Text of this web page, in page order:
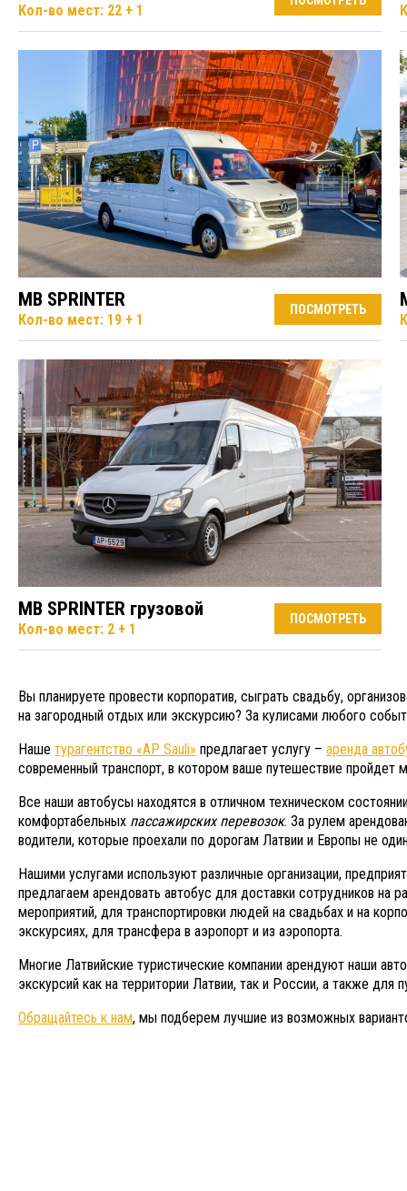
Кол-во мест: 22 + 1
MB SPRINTER
Кол-во мест: 19 + 1
ПОСМОТРЕТЬ
MB SPRINTER грузовой
Кол-во мест: 2 + 1
ПОСМОТРЕТЬ
Вы планируете провести корпоратив, сыграть свадьбу,
на загородный отдых или экскурсию? За кулисами любого
Наше турагентство «AP Sauli» предлагает услугу – аренда
современный транспорт, в котором ваше путешествие пройдет
Все наши автобусы находятся в отличном техническом
комфортабельных пассажирских перевозок. За рулем
водители, которые проехали по дорогам Латвии и Европы не
Нашими услугами используют различные организации,
предлагаем арендовать автобус для доставки сотрудников на
мероприятий, для транспортировки людей на свадьбах и на
экскурсиях, для трансфера в аэропорт и из аэропорта.
Многие Латвийские туристические компании арендуют наши
экскурсий как на территории Латвии, так и России, а также для
Обращайтесь к нам, мы подберем лучшие из возможных